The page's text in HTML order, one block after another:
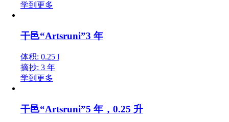
学到更多
干邑“Artsruni”3 年
体积: 0.25 l
摘抄: 3 年
学到更多
干邑“Artsruni”5 年，0.25 升